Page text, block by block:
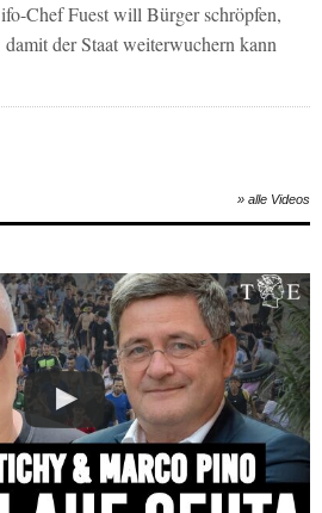
ifo-Chef Fuest will Bürger schröpfen,
damit der Staat weiterwuchern kann
» alle Videos